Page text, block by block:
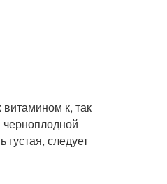
к, так
следует